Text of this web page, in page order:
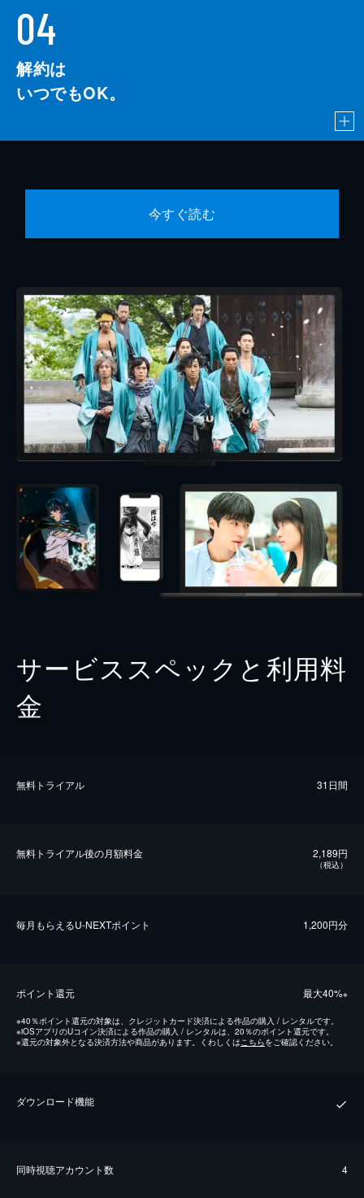
04
解約は
いつでもOK。
今すぐ読む
サービススペックと利用料
金
無料トライアル 31日間
無料トライアル後の⽉額料金 2,189円
（税込）
毎⽉もらえるU-NEXTポイント 1,200円分
ポイント還元 最⼤40%※
※40％ポイント還元の対象は、クレジットカード決済による作品の購入 / レンタルです。
※iOSアプリのUコイン決済による作品の購入 / レンタルは、20％のポイント還元です。
※還元の対象外となる決済方法や商品があります。くわしくはこちらをご確認ください。
ダウンロード機能
同時視聴アカウント数 4